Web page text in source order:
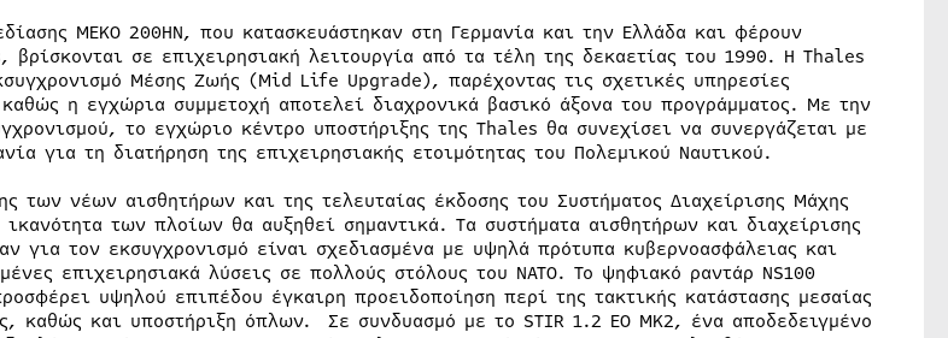
MEKO 200HN, που κατασκευάστηκαν στη Γερμανία και την Ελλάδα και φέρουν
βρίσκονται σε επιχειρησιακή λειτουργία από τα τέλη της δεκαετίας του 1990. Η Thales
Μέσης Ζωής (Mid Life Upgrade), παρέχοντας τις σχετικές υπηρεσίες
η εγχώρια συμμετοχή αποτελεί διαχρονικά βασικό άξονα του προγράμματος. Με την
το εγχώριο κέντρο υποστήριξης της Thales θα συνεχίσει να συνεργάζεται με
για τη διατήρηση της επιχειρησιακής ετοιμότητας του Πολεμικού Ναυτικού.
των νέων αισθητήρων και της τελευταίας έκδοσης του Συστήματος Διαχείρισης Μάχης
των πλοίων θα αυξηθεί σημαντικά. Τα συστήματα αισθητήρων και διαχείρισης
για τον εκσυγχρονισμό είναι σχεδιασμένα με υψηλά πρότυπα κυβερνοασφάλειας και
επιχειρησιακά λύσεις σε πολλούς στόλους του NATO. Το ψηφιακό ραντάρ NS100
υψηλού επιπέδου έγκαιρη προειδοποίηση περί της τακτικής κατάστασης μεσαίας
καθώς και υποστήριξη όπλων. Σε συνδυασμό με το STIR 1.2 EO MK2, ένα αποδεδειγμένο